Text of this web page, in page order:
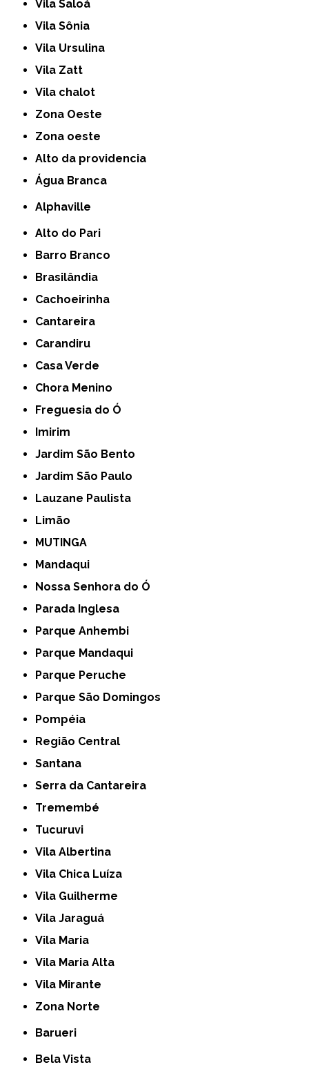
Vila Saloá
Vila Sônia
Vila Ursulina
Vila Zatt
Vila chalot
Zona Oeste
Zona oeste
alto da providencia
Água Branca
Alphaville
Alto do Pari
Barro Branco
Brasilândia
Cachoeirinha
Cantareira
Carandiru
Casa Verde
Chora Menino
Freguesia do Ó
Imirim
Jardim São Bento
Jardim São Paulo
Lauzane Paulista
Limão
MUTINGA
Mandaqui
Nossa Senhora do Ó
Parada Inglesa
Parque Anhembi
Parque Mandaqui
Parque Peruche
Parque São Domingos
Pompéia
Região Central
Santana
Serra da Cantareira
Tremembé
Tucuruvi
Vila Albertina
Vila Chica Luíza
Vila Guilherme
Vila Jaraguá
Vila Maria
Vila Maria Alta
Vila Mirante
Zona Norte
Barueri
Bela Vista